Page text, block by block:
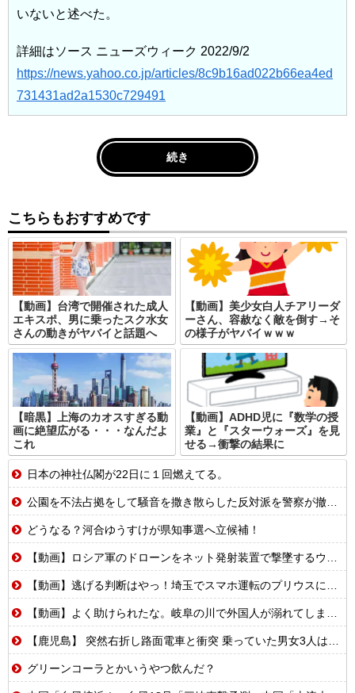
いないと述べた。
詳細はソース ニューズウィーク 2022/9/2
https://news.yahoo.co.jp/articles/8c9b16ad022b66ea4ed
731431ad2a1530c729491
続き
こちらもおすすめです
【動画】台湾で開催された成人
エキスポ、男に乗ったスク水女
さんの動きがヤバイと話題へ
【動画】美少女白人チアリーダ
ーさん、容赦なく敵を倒す→そ
の様子がヤバイｗｗｗ
【暗黒】上海のカオスすぎる動
画に絶望広がる・・・なんだよ
これ
【動画】ADHD児に『数学の授
業』と『スターウォーズ』を見
せる→衝撃の結果に
日本の神社仏閣が22日に１回燃えてる。
公園を不法占拠をして騒音を撒き散らした反対派を警察が撤去しました！
どうなる？河合ゆうすけが県知事選へ立候補！
【動画】ロシア軍のドローンをネット発射装置で撃墜するウクライナ。
【動画】逃げる判断はやっ！埼玉でスマホ運転のプリウスに当て逃げされる車載。
【動画】よく助けられたな。岐阜の川で外国人が溺れてしまう事故。
【鹿児島】 突然右折し路面電車と衝突 乗っていた男女3人は車を放置しダッシュで逃走中
グリーンコーラとかいうやつ飲んだ？